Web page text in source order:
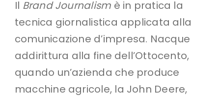
Il Brand Journalism è in pratica la
tecnica giornalistica applicata alla
comunicazione d’impresa. Nacque
addirittura alla fine dell’Ottocento,
quando un’azienda che produce
macchine agricole, la John Deere,